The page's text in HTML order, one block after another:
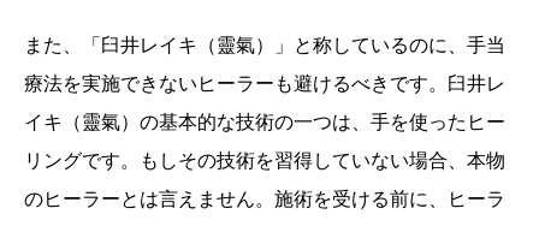
また、「臼井レイキ（靈氣）」と称しているのに、手当
療法を実施できないヒーラーも避けるべきです。臼井レ
イキ（靈氣）の基本的な技術の一つは、手を使ったヒー
リングです。もしその技術を習得していない場合、本物
のヒーラーとは言えません。施術を受ける前に、ヒーラ